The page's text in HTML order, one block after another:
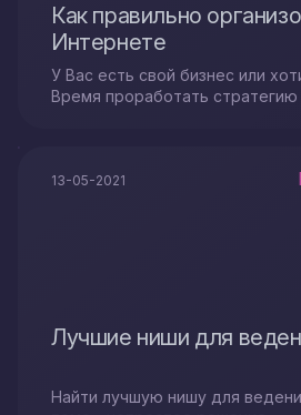
Как правильно
Интернете
У Вас есть свой бизнес или
Время проработать стратегию
13-05-2021
Лучшие ниши для
Найти лучшую нишу для